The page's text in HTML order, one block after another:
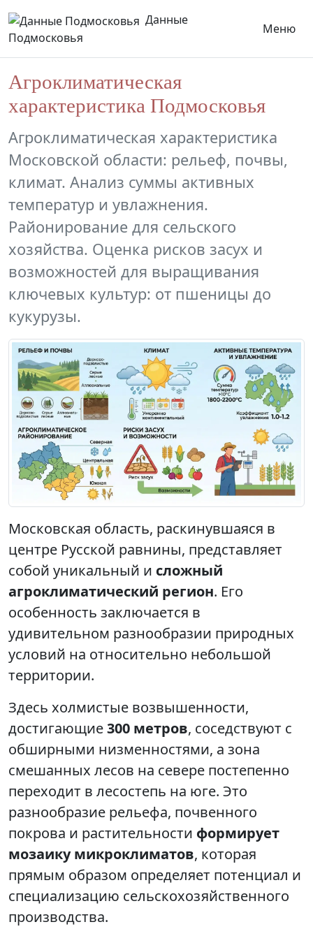
Данные
Подмосковья
Меню
Агроклиматическая
характеристика Подмосковья
Агроклиматическая характеристика
Московской области: рельеф, почвы,
климат. Анализ суммы активных
температур и увлажнения.
Районирование для сельского
хозяйства. Оценка рисков засух и
возможностей для выращивания
ключевых культур: от пшеницы до
кукурузы.
Московская область, раскинувшаяся в
центре Русской равнины, представляет
собой уникальный и сложный
агроклиматический регион. Его
особенность заключается в
удивительном разнообразии природных
условий на относительно небольшой
территории.
Здесь холмистые возвышенности,
достигающие300 метров, соседствуют с
обширными низменностями, а зона
смешанных лесов на севере постепенно
переходит в лесостепь на юге. Это
разнообразие рельефа, почвенного
покрова и растительности формирует
мозаику микроклиматов, которая
прямым образом определяет потенциал и
специализацию сельскохозяйственного
производства.